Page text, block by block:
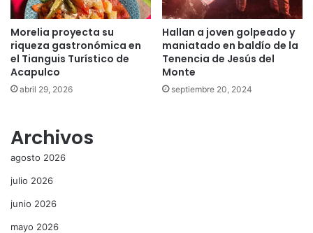
Morelia proyecta su
riqueza gastronómica en
el Tianguis Turístico de
Acapulco
abril 29, 2026
Hallan a joven golpeado y
maniatado en baldío de la
Tenencia de Jesús del
Monte
septiembre 20, 2024
Archivos
agosto 2026
julio 2026
junio 2026
mayo 2026